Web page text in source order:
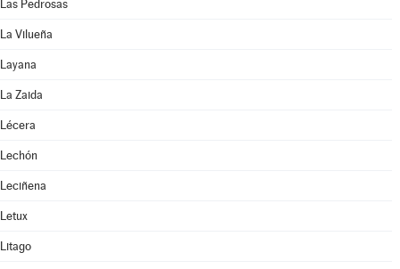
Las Pedrosas
La Vilueña
Layana
La Zaida
Lécera
Lechón
Leciñena
Letux
Litago